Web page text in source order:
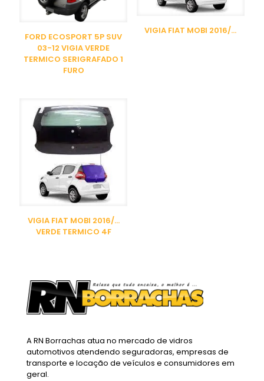
FORD ECOSPORT 5P SUV
03-12 VIGIA VERDE
TERMICO SERIGRAFADO 1
FURO
VIGIA FIAT MOBI 2016/…
VIGIA FIAT MOBI 2016/…
VERDE TERMICO 4F
A RN Borrachas atua no mercado de vidros
automotivos atendendo seguradoras, empresas de
transporte e locação de veículos e consumidores em
geral.